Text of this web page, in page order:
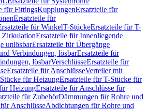
für FittingsKupplungenErsatzteile für
Ersatzteile für
für WinkelT-StückeErsatzteile für T-
ZirkulationErsatzteile für Innenliegende
unlösbarErsatzteile für Übergänge
Verbindungen, lösbarErsatzteile für
lösbarVerschlüsseErsatzteile für
Ersatzteile für AnschlüsseVerteiler mit
für HeizungErsatzteile für T-Stücke für
HeizungErsatzteile für Anschlüsse für
für ZubehörDämmungen für Rohre und
AnschlüsseAbdichtungen für Rohre und